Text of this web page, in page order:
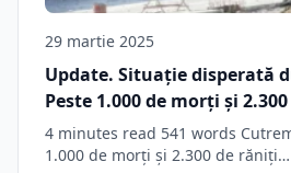
29 martie 2025
Update. Situație disperată
Peste 1.000 de morți și
Myanmar și Thailanda /
oameni cu mâinile goale (…)
4 minutes read 541 words
1.000 de morți și 2.300 de răniţi…